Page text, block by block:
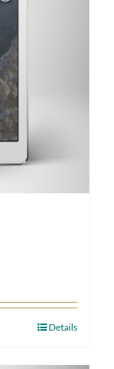
Details